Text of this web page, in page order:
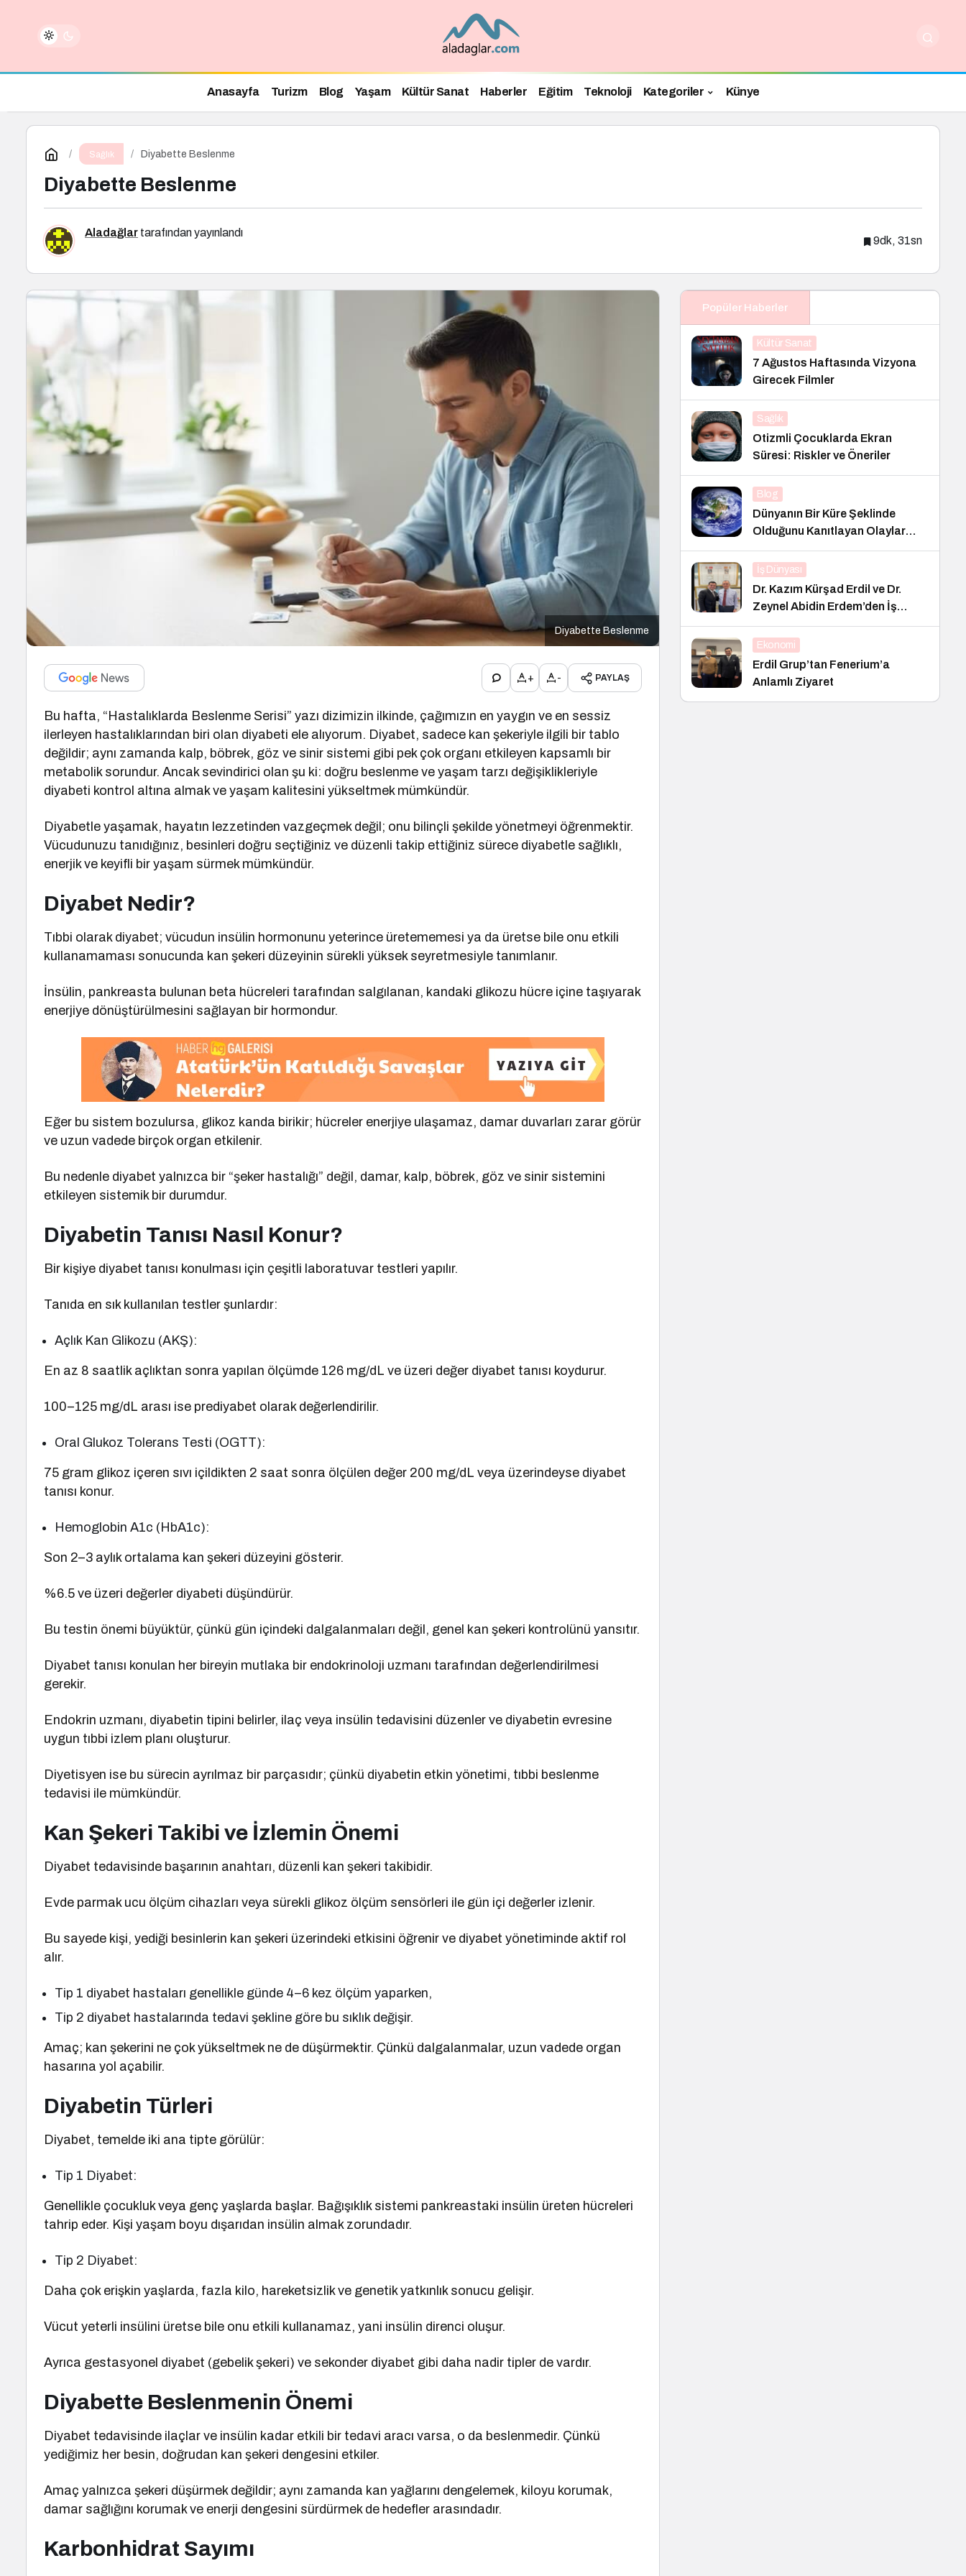
Anasayfa Turizm Blog Yaşam Kültür Sanat Haberler Eğitim Teknoloji Kategoriler Künye
Sağlık Diyabette Beslenme
Diyabette Beslenme
Aladağlar tarafından yayınlandı
9dk, 31sn
Diyabette Beslenme
+ - PAYLAŞ
Bu hafta, “Hastalıklarda Beslenme Serisi” yazı dizimizin ilkinde, çağımızın en yaygın ve en sessiz
ilerleyen hastalıklarından biri olan diyabeti ele alıyorum. Diyabet, sadece kan şekeriyle ilgili bir tablo
değildir; aynı zamanda kalp, böbrek, göz ve sinir sistemi gibi pek çok organı etkileyen kapsamlı bir
metabolik sorundur. Ancak sevindirici olan şu ki: doğru beslenme ve yaşam tarzı değişiklikleriyle
diyabeti kontrol altına almak ve yaşam kalitesini yükseltmek mümkündür.
Diyabetle yaşamak, hayatın lezzetinden vazgeçmek değil; onu bilinçli şekilde yönetmeyi öğrenmektir.
Vücudunuzu tanıdığınız, besinleri doğru seçtiğiniz ve düzenli takip ettiğiniz sürece diyabetle sağlıklı,
enerjik ve keyifli bir yaşam sürmek mümkündür.
Diyabet Nedir?
Tıbbi olarak diyabet; vücudun insülin hormonunu yeterince üretememesi ya da üretse bile onu etkili
kullanamaması sonucunda kan şekeri düzeyinin sürekli yüksek seyretmesiyle tanımlanır.
İnsülin, pankreasta bulunan beta hücreleri tarafından salgılanan, kandaki glikozu hücre içine taşıyarak
enerjiye dönüştürülmesini sağlayan bir hormondur.
Eğer bu sistem bozulursa, glikoz kanda birikir; hücreler enerjiye ulaşamaz, damar duvarları zarar görür
ve uzun vadede birçok organ etkilenir.
Bu nedenle diyabet yalnızca bir “şeker hastalığı” değil, damar, kalp, böbrek, göz ve sinir sistemini
etkileyen sistemik bir durumdur.
Diyabetin Tanısı Nasıl Konur?
Bir kişiye diyabet tanısı konulması için çeşitli laboratuvar testleri yapılır.
Tanıda en sık kullanılan testler şunlardır:
Açlık Kan Glikozu (AKŞ):
En az 8 saatlik açlıktan sonra yapılan ölçümde 126 mg/dL ve üzeri değer diyabet tanısı koydurur.
100–125 mg/dL arası ise prediyabet olarak değerlendirilir.
Oral Glukoz Tolerans Testi (OGTT):
75 gram glikoz içeren sıvı içildikten 2 saat sonra ölçülen değer 200 mg/dL veya üzerindeyse diyabet
tanısı konur.
Hemoglobin A1c (HbA1c):
Son 2–3 aylık ortalama kan şekeri düzeyini gösterir.
%6.5 ve üzeri değerler diyabeti düşündürür.
Bu testin önemi büyüktür, çünkü gün içindeki dalgalanmaları değil, genel kan şekeri kontrolünü yansıtır.
Diyabet tanısı konulan her bireyin mutlaka bir endokrinoloji uzmanı tarafından değerlendirilmesi
gerekir.
Endokrin uzmanı, diyabetin tipini belirler, ilaç veya insülin tedavisini düzenler ve diyabetin evresine
uygun tıbbi izlem planı oluşturur.
Diyetisyen ise bu sürecin ayrılmaz bir parçasıdır; çünkü diyabetin etkin yönetimi, tıbbi beslenme
tedavisi ile mümkündür.
Kan Şekeri Takibi ve İzlemin Önemi
Diyabet tedavisinde başarının anahtarı, düzenli kan şekeri takibidir.
Evde parmak ucu ölçüm cihazları veya sürekli glikoz ölçüm sensörleri ile gün içi değerler izlenir.
Bu sayede kişi, yediği besinlerin kan şekeri üzerindeki etkisini öğrenir ve diyabet yönetiminde aktif rol
alır.
Tip 1 diyabet hastaları genellikle günde 4–6 kez ölçüm yaparken,
Tip 2 diyabet hastalarında tedavi şekline göre bu sıklık değişir.
Amaç; kan şekerini ne çok yükseltmek ne de düşürmektir. Çünkü dalgalanmalar, uzun vadede organ
hasarına yol açabilir.
Diyabetin Türleri
Diyabet, temelde iki ana tipte görülür:
Tip 1 Diyabet:
Genellikle çocukluk veya genç yaşlarda başlar. Bağışıklık sistemi pankreastaki insülin üreten hücreleri
tahrip eder. Kişi yaşam boyu dışarıdan insülin almak zorundadır.
Tip 2 Diyabet:
Daha çok erişkin yaşlarda, fazla kilo, hareketsizlik ve genetik yatkınlık sonucu gelişir.
Vücut yeterli insülini üretse bile onu etkili kullanamaz, yani insülin direnci oluşur.
Ayrıca gestasyonel diyabet (gebelik şekeri) ve sekonder diyabet gibi daha nadir tipler de vardır.
Diyabette Beslenmenin Önemi
Diyabet tedavisinde ilaçlar ve insülin kadar etkili bir tedavi aracı varsa, o da beslenmedir. Çünkü
yediğimiz her besin, doğrudan kan şekeri dengesini etkiler.
Amaç yalnızca şekeri düşürmek değildir; aynı zamanda kan yağlarını dengelemek, kiloyu korumak,
damar sağlığını korumak ve enerji dengesini sürdürmek de hedefler arasındadır.
Karbonhidrat Sayımı
Popüler Haberler
Kültür Sanat
7 Ağustos Haftasında Vizyona
Girecek Filmler
Sağlık
Otizmli Çocuklarda Ekran
Süresi: Riskler ve Öneriler
Blog
Dünyanın Bir Küre Şeklinde
Olduğunu Kanıtlayan Olaylar
Nedir?
İş Dünyası
Dr. Kazım Kürşad Erdil ve Dr.
Zeynel Abidin Erdem’den İş
Dünyası Buluşması
Ekonomi
Erdil Grup’tan Fenerium’a
Anlamlı Ziyaret